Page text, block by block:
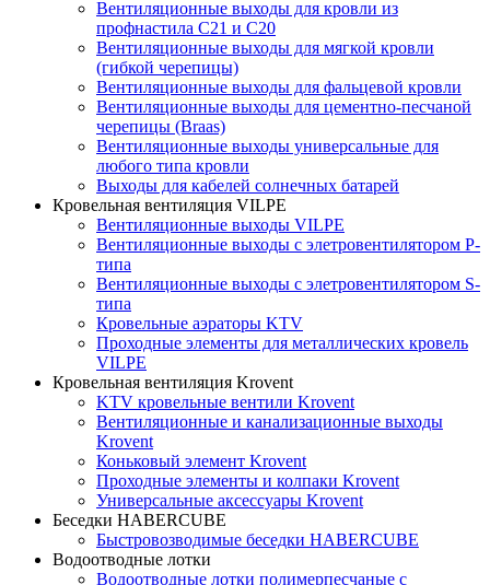
Вентиляционные выходы для кровли из
профнастила C21 и С20
Вентиляционные выходы для мягкой кровли
(гибкой черепицы)
Вентиляционные выходы для фальцевой кровли
Вентиляционные выходы для цементно-песчаной
черепицы (Braas)
Вентиляционные выходы универсальные для
любого типа кровли
Выходы для кабелей солнечных батарей
Кровельная вентиляция VILPE
Вентиляционные выходы VILPE
Вентиляционные выходы с элетровентилятором P-
типа
Вентиляционные выходы с элетровентилятором S-
типа
Кровельные аэраторы KTV
Проходные элементы для металлических кровель
VILPE
Кровельная вентиляция Krovent
KTV кровельные вентили Krovent
Вентиляционные и канализационные выходы
Krovent
Коньковый элемент Krovent
Проходные элементы и колпаки Krovent
Универсальные аксессуары Krovent
Беседки HABERCUBE
Быстровозводимые беседки HABERCUBE
Водоотводные лотки
Водоотводные лотки полимерпесчаные с